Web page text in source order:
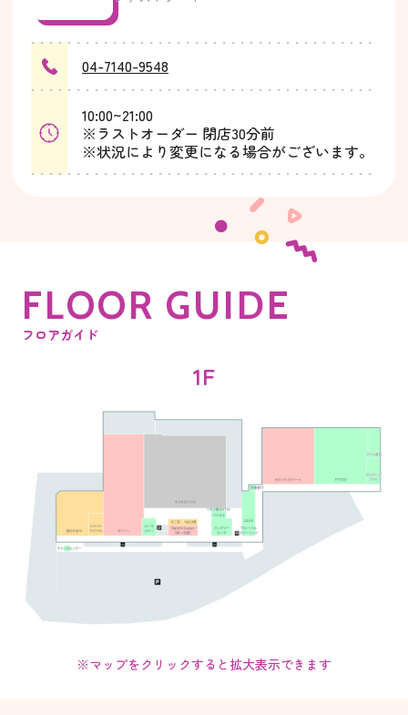
04-7140-9548
10:00~21:00
※ラストオーダー 閉店30分前
※状況により変更になる場合がございます。
FLOOR GUIDE
フロアガイド
1F
※マップをクリックすると拡大表示できます